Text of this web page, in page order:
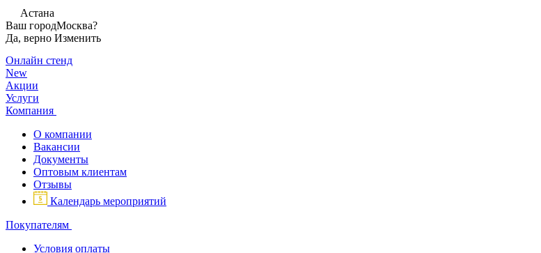
Астана
Ваш городМосква?
Да, верно Изменить
Онлайн стенд
New
Акции
Услуги
Компания
О компании
Вакансии
Документы
Оптовым клиентам
Отзывы
Календарь мероприятий
Покупателям
Условия оплаты